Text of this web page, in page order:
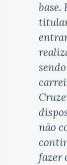
base.
não
fazer